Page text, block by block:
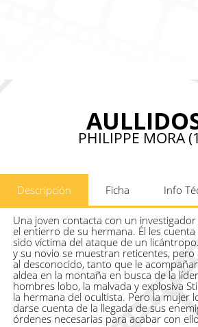
PHILIPPE MORA
Descripción Ficha Info
Una joven contacta con un
el entierro de su hermana. Él les
sido víctima del ataque de un
y su novio se muestran reticentes,
al desconocido, tanto que le
aldea en la montaña en busca de la
hombres lobo, la malvada y explosiva
la hermana del ocultista. Pero la mujer
darse cuenta de la llegada de sus
órdenes necesarias para acabar con